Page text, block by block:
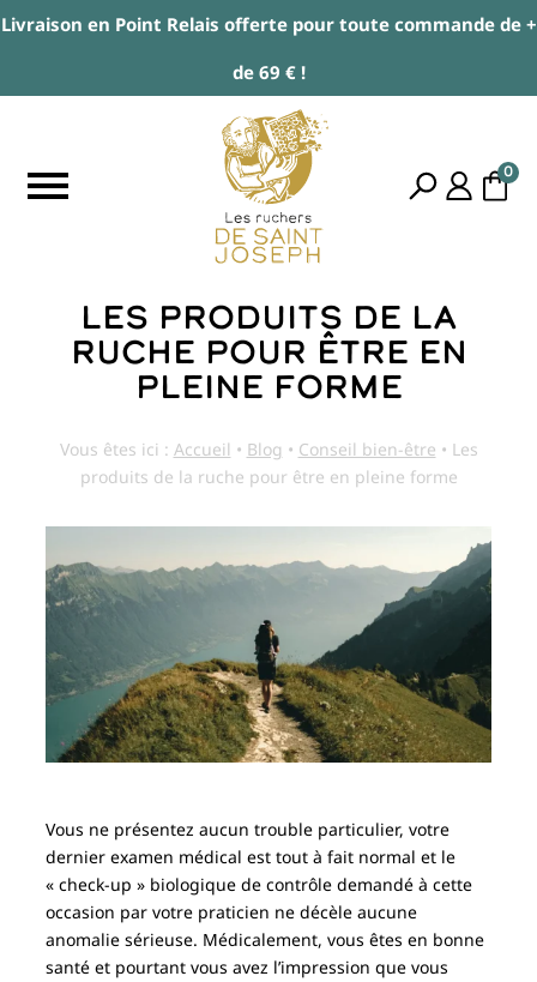
Livraison en Point Relais offerte pour toute commande de +
de 69 € !
0
Le 10 août 2019
Les produits de la
ruche pour être en
pleine forme
Vous êtes ici : Accueil • Blog • Conseil bien-être • Les
produits de la ruche pour être en pleine forme
Vous ne présentez aucun trouble particulier, votre
dernier examen médical est tout à fait normal et le
« check-up » biologique de contrôle demandé à cette
occasion par votre praticien ne décèle aucune
anomalie sérieuse. Médicalement, vous êtes en bonne
santé et pourtant vous avez l’impression que vous